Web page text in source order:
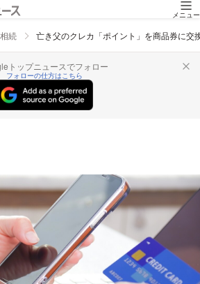
メニュー
相続 亡き父のクレカ「ポイント」を商品券に
トップニュースでフォロー
フォローの仕方はこちら